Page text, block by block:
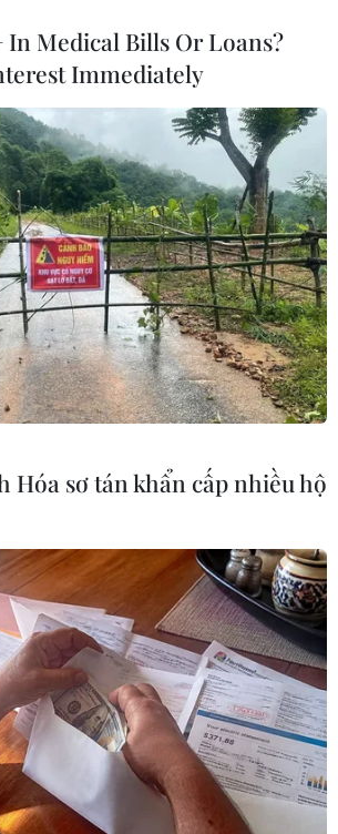
biểu tượng truyền thống.
sôi động, đầy màu sắc và
đông đảo của nhiều người từ
khác nhau.
mừng năm mới được nhiều người dân yêu
người ở Nam Phi, tham dự lễ
đán tại chùa Nam Hoa thực
thú vị và phong phú về mặt văn
viên TTXVN tại lễ hội, anh
Nam Phi, cho biết đây là lần
vợ và hai con trai tham dự
Tết Nguyên đán và rất ngạc
nhiều người ở Nam Phi đón
In Medical Bills Or Loans?
Immediately
Hóa sơ tán khẩn cấp nhiều hộ